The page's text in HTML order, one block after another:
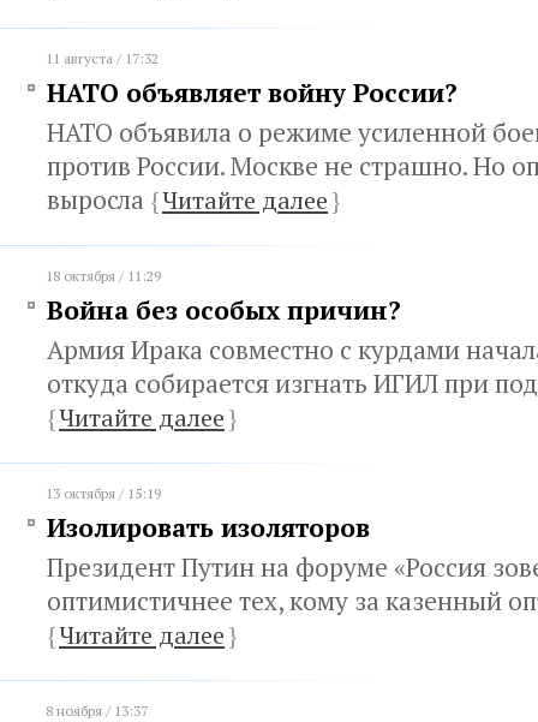
11 августа / 17:32
НАТО объявляет войну России?
НАТО объявила о режиме усиленной
против России. Москве не страшно. Но
выросла {Читайте далее}
18 октября / 11:29
Война без особых причин?
Армия Ирака совместно с курдами
откуда собирается изгнать ИГИЛ при
{Читайте далее}
13 октября / 15:19
Изолировать изоляторов
Президент Путин на форуме «Россия
оптимистичнее тех, кому за казенный
{Читайте далее}
8 ноября / 13:37